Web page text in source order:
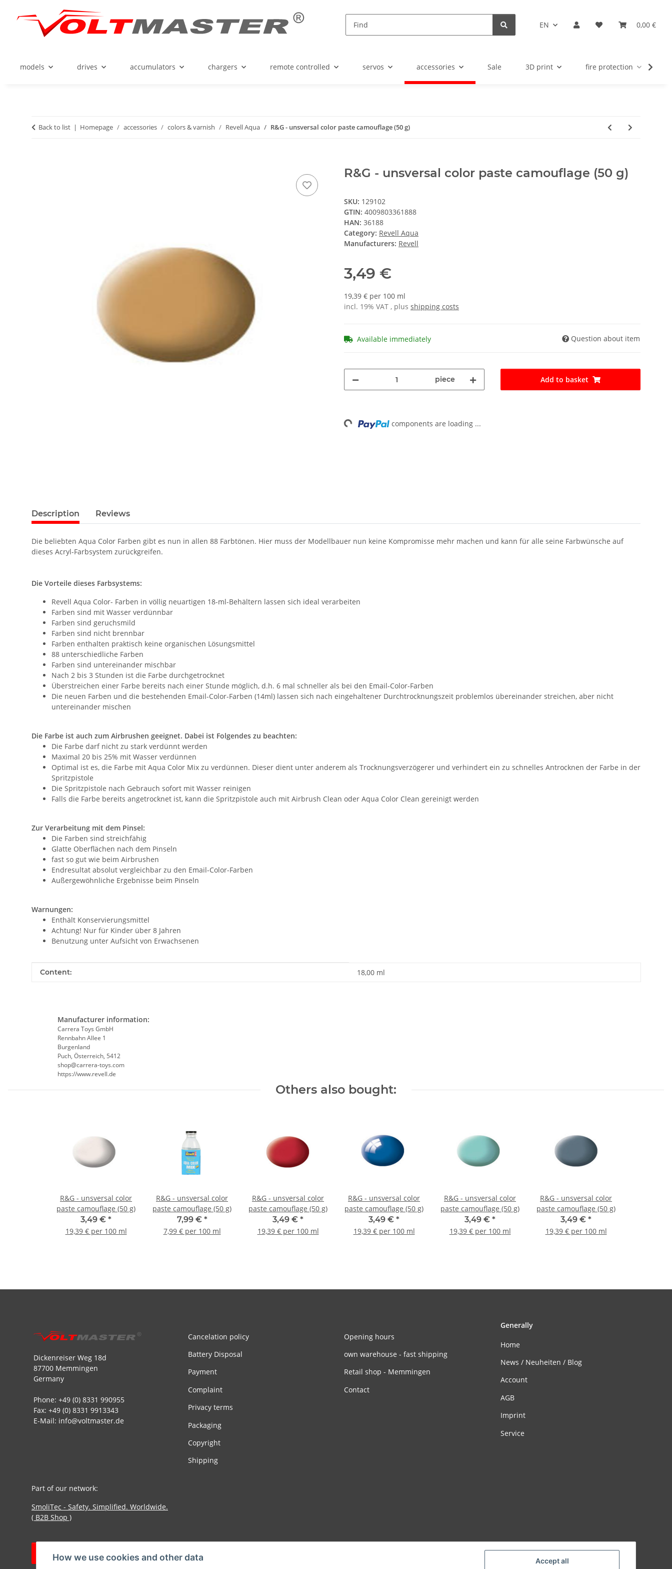
Accept all
How we use cookies and other data
EN 0,00 €
models drives accumulators chargers remote controlled servos accessories Sale 3D print fire protection
Back to list Homepage accessories colors & varnish Revell Aqua R&G - unsversal color paste camouflage (50 g)
R&G - unsversal color paste camouflage (50 g)
SKU: 129102
GTIN: 4009803361888
HAN: 36188
Category: Revell Aqua
Manufacturers: Revell
3,49 €
19,39 € per 100 ml
incl. 19% VAT , plus shipping costs
Available immediately Question about item
piece Add to basket
Loading... components are loading ...
Description Reviews
Die beliebten Aqua Color Farben gibt es nun in allen 88 Farbtönen. Hier muss der Modellbauer nun keine Kompromisse mehr machen und kann für alle seine Farbwünsche auf
dieses Acryl-Farbsystem zurückgreifen.
Die Vorteile dieses Farbsystems:
Revell Aqua Color- Farben in völlig neuartigen 18-ml-Behältern lassen sich ideal verarbeiten
Farben sind mit Wasser verdünnbar
Farben sind geruchsmild
Farben sind nicht brennbar
Farben enthalten praktisch keine organischen Lösungsmittel
88 unterschiedliche Farben
Farben sind untereinander mischbar
Nach 2 bis 3 Stunden ist die Farbe durchgetrocknet
Überstreichen einer Farbe bereits nach einer Stunde möglich, d.h. 6 mal schneller als bei den Email-Color-Farben
Die neuen Farben und die bestehenden Email-Color-Farben (14ml) lassen sich nach eingehaltener Durchtrocknungszeit problemlos übereinander streichen, aber nicht
untereinander mischen
Die Farbe ist auch zum Airbrushen geeignet. Dabei ist Folgendes zu beachten:
Die Farbe darf nicht zu stark verdünnt werden
Maximal 20 bis 25% mit Wasser verdünnen
Optimal ist es, die Farbe mit Aqua Color Mix zu verdünnen. Dieser dient unter anderem als Trocknungsverzögerer und verhindert ein zu schnelles Antrocknen der Farbe in der
Spritzpistole
Die Spritzpistole nach Gebrauch sofort mit Wasser reinigen
Falls die Farbe bereits angetrocknet ist, kann die Spritzpistole auch mit Airbrush Clean oder Aqua Color Clean gereinigt werden
Zur Verarbeitung mit dem Pinsel:
Die Farben sind streichfähig
Glatte Oberflächen nach dem Pinseln
fast so gut wie beim Airbrushen
Endresultat absolut vergleichbar zu den Email-Color-Farben
Außergewöhnliche Ergebnisse beim Pinseln
Warnungen:
Enthält Konservierungsmittel
Achtung! Nur für Kinder über 8 Jahren
Benutzung unter Aufsicht von Erwachsenen
Item information
Value
Content: 18,00 ml
Manufacturer information:
Carrera Toys GmbH
Rennbahn Allee 1
Burgenland
Puch, Österreich, 5412
shop@carrera-toys.com
https://www.revell.de
Others also bought:
R&G - unsversal color
paste camouflage (50 g)
3,49 € *
19,39 € per 100 ml
R&G - unsversal color
paste camouflage (50 g)
7,99 € *
7,99 € per 100 ml
R&G - unsversal color
paste camouflage (50 g)
3,49 € *
19,39 € per 100 ml
R&G - unsversal color
paste camouflage (50 g)
3,49 € *
19,39 € per 100 ml
R&G - unsversal color
paste camouflage (50 g)
3,49 € *
19,39 € per 100 ml
R&G - unsversal color
paste camouflage (50 g)
3,49 € *
19,39 € per 100 ml
Dickenreiser Weg 18d
87700 Memmingen
Germany
Phone: +49 (0) 8331 990955
Fax: +49 (0) 8331 9913343
E-Mail: info@voltmaster.de
Cancelation policy
Battery Disposal
Payment
Complaint
Privacy terms
Packaging
Copyright
Shipping
Opening hours
own warehouse - fast shipping
Retail shop - Memmingen
Contact
Generally
Home
News / Neuheiten / Blog
Account
AGB
Imprint
Service
Part of our network:
SmoliTec - Safety. Simplified. Worldwide.
( B2B Shop )
Withdraw contract